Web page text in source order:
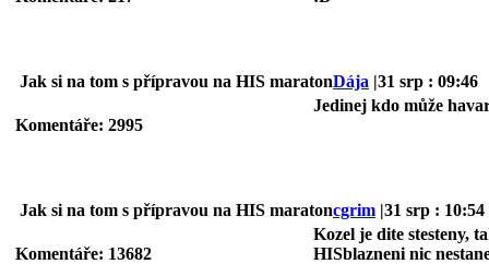
Jak si na tom s přípravou na HIS maratonDája |31 srp : 09:46
Komentáře: 2995
Jedinej kdo může
Jak si na tom s přípravou na HIS maratoncgrim |31 srp : 10:54
Komentáře: 13682
Kozel je dite stesteny,
HISblazneni nic